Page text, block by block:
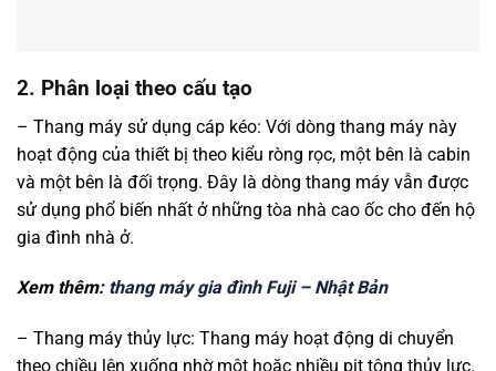
2. Phân loại theo cấu tạo
– Thang máy sử dụng cáp kéo: Với dòng thang máy này
hoạt động của thiết bị theo kiểu ròng rọc, một bên là cabin
và một bên là đối trọng. Đây là dòng thang máy vẫn được
sử dụng phổ biến nhất ở những tòa nhà cao ốc cho đến hộ
gia đình nhà ở.
Xem thêm: thang máy gia đình Fuji – Nhật Bản
– Thang máy thủy lực: Thang máy hoạt động di chuyển
theo chiều lên xuống nhờ một hoặc nhiều pit tông thủy lực.